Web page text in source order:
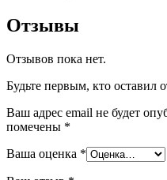
Отзывы
Отзывов пока нет.
Будьте первым, кто оставил
Ваш адрес email не будет
помечены *
Ваша оценка *